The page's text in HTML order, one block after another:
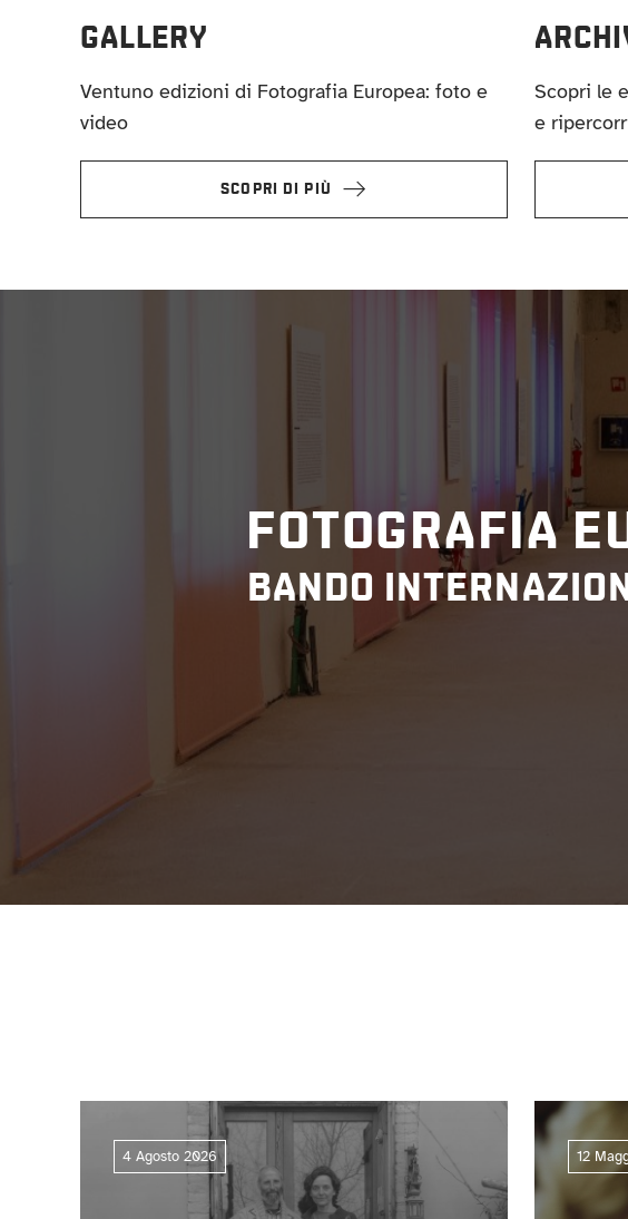
GALLERY
Ventuno edizioni di Fotografia Europea: foto e
video
SCOPRI DI PIÙ
Scopri le
e
FOTOGRAFIA
BANDO
4 Agosto 2026 12